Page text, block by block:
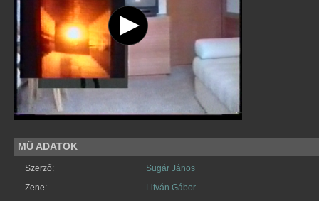
MŰ ADATOK
Szerző:
Sugár János
Zene:
Litván Gábor